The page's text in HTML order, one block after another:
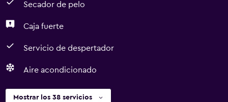
Secador de pelo
Caja fuerte
Servicio de despertador
Aire acondicionado
Mostrar los 38 servicios